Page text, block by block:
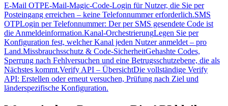
E-Mail OTPE-Mail-Magic-Code-Login für Nutzer, die Sie per
Posteingang erreichen – keine Telefonnummer erforderlich.SMS
OTPLogin per Telefonnummer: Der per SMS gesendete Code ist
die Anmeldeinformation.Kanal-OrchestrierungLegen Sie per
Konfiguration fest, welcher Kanal jeden Nutzer anmeldet – pro
Land.Missbrauchsschutz & Code-SicherheitGehashte Codes,
Sperrung nach Fehlversuchen und eine Betrugsschutzebene, die als
Nächstes kommt.Verify API – ÜbersichtDie vollständige Verify
API: Erstellen oder erneut versuchen, Prüfung nach Ziel und
länderspezifische Konfiguration.